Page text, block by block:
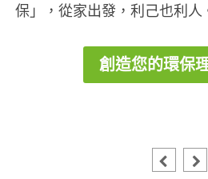
保」，從家出發，利己也利人
創造您的環保